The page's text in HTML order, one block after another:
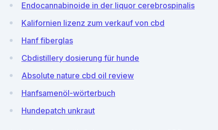
Endocannabinoide in der liquor cerebrospinalis
Kalifornien lizenz zum verkauf von cbd
Hanf fiberglas
Cbdistillery dosierung für hunde
Absolute nature cbd oil review
Hanfsamenöl-wörterbuch
Hundepatch unkraut